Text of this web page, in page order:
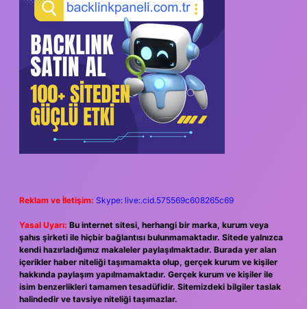
Reklam ve İletişim: Skype: live:.cid.575569c608265c69
Yasal Uyarı: Bu internet sitesi, herhangi bir marka, kurum veya
şahıs şirketi ile hiçbir bağlantısı bulunmamaktadır. Sitede yalnızca
kendi hazırladığımız makaleler paylaşılmaktadır. Burada yer alan
içerikler haber niteliği taşımamakta olup, gerçek kurum ve kişiler
hakkında paylaşım yapılmamaktadır. Gerçek kurum ve kişiler ile
isim benzerlikleri tamamen tesadüfidir. Sitemizdeki bilgiler taslak
halindedir ve tavsiye niteliği taşımazlar.